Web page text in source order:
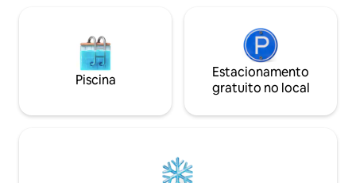
Piscina
Estacionamento
gratuito no local